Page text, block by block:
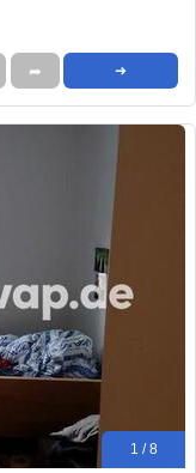
➦ ➜
1 / 8